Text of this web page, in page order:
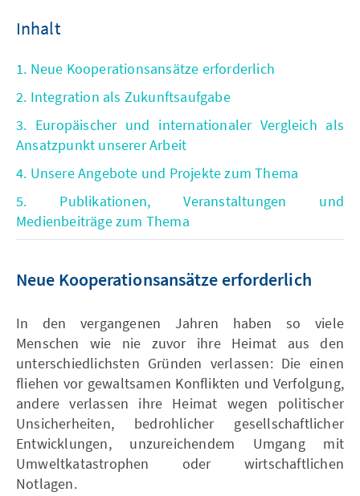
Inhalt
1. Neue Kooperationsansätze erforderlich
2. Integration als Zukunftsaufgabe
3. Europäischer und internationaler Vergleich als
Ansatzpunkt unserer Arbeit
4. Unsere Angebote und Projekte zum Thema
5. Publikationen, Veranstaltungen und
Medienbeiträge zum Thema
Neue Kooperationsansätze erforderlich
In den vergangenen Jahren haben so viele
Menschen wie nie zuvor ihre Heimat aus den
unterschiedlichsten Gründen verlassen: Die einen
fliehen vor gewaltsamen Konflikten und Verfolgung,
andere verlassen ihre Heimat wegen politischer
Unsicherheiten, bedrohlicher gesellschaftlicher
Entwicklungen, unzureichendem Umgang mit
Umweltkatastrophen oder wirtschaftlichen
Notlagen.